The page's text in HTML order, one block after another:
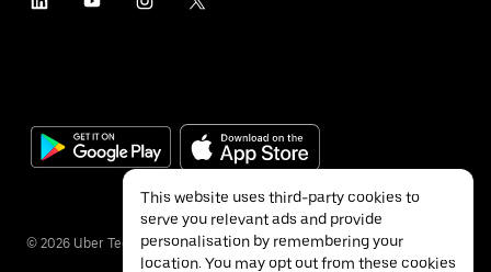
© 2026 Uber Technologies Inc.
This website uses third-party cookies to
serve you relevant ads and provide
personalisation by remembering your
location. You may opt out from these cookies